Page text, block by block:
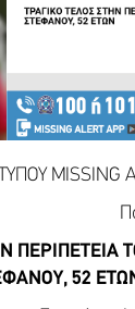
MISSING
ΠΕΡΙΠΕΤΕΙΑ
52